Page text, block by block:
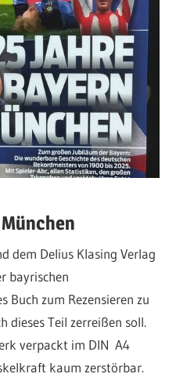
München
dem Delius Klasing Verlag
bayrischen
Buch zum Rezensieren zu
dieses Teil zerreißen soll.
verpackt im DIN A4
kaum zerstörbar.